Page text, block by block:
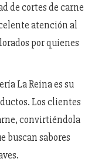
de cortes de carne
atención al
por quienes
La Reina es su
Los clientes
convirtiéndola
buscan sabores